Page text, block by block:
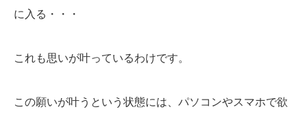
に入る・・・
これも思いが叶っているわけです。
この願いが叶うという状態には、パソコンやスマホで欲